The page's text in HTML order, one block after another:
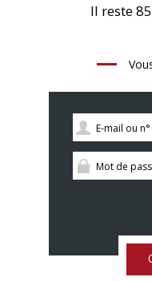
Il reste